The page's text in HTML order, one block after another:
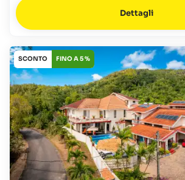
Dettagli
SCONTO FINO A 5 %